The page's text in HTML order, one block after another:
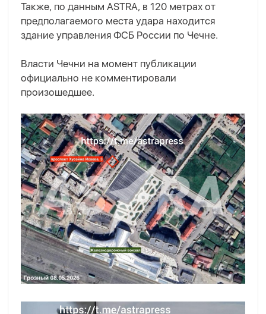
Также, по данным ASTRA, в 120 метрах от
предполагаемого места удара находится
здание управления ФСБ России по Чечне.
Власти Чечни на момент публикации
официально не комментировали
произошедшее.